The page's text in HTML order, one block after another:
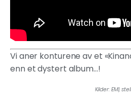
Vi aner konturene av et
enn et dystert album…!
Kilder: EMI,